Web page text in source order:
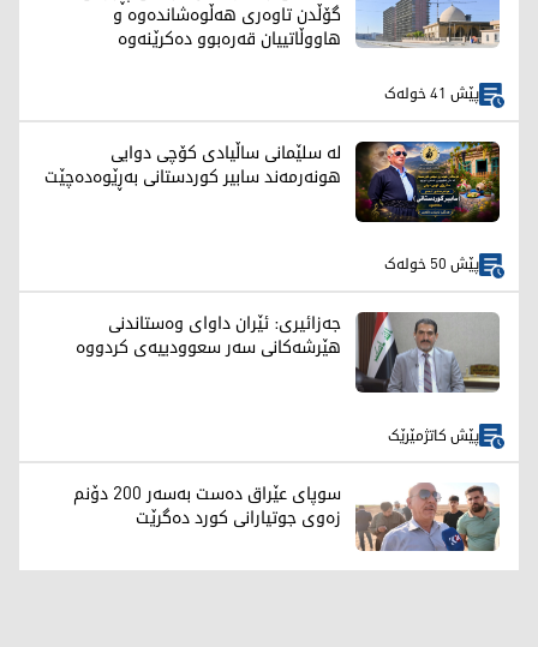
گۆڵدن تاوەری هەڵوەشاندەوە و
هاووڵاتییان قەرەبوو دەکرێنەوە
پێش 41 خولەک
لە سلێمانی ساڵیادی کۆچی دوایی
هونەرمەند سابیر کوردستانی بەڕێوەدەچێت
پێش 50 خولەک
جەزائیری: ئێران داوای وەستاندنی
هێرشەکانی سەر سعوودییەی کردووە
پێش کاتژمێرێک
سوپای عێراق دەست بەسەر 200 دۆنم
زەوی جوتیارانی کورد دەگرێت